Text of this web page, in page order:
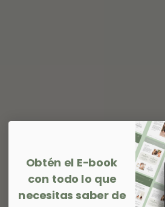
Obtén el E-book
con todo lo que
necesitas saber de